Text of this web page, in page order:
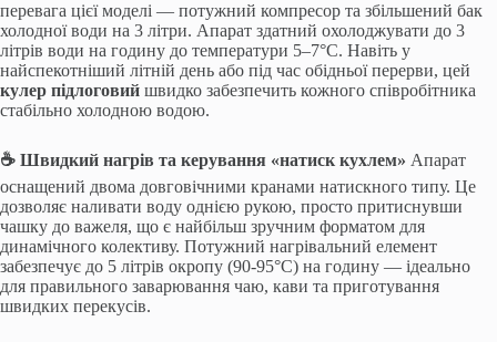
перевага цієї моделі — потужний компресор та збільшений бак
холодної води на 3 літри. Апарат здатний охолоджувати до 3
літрів води на годину до температури 5–7°C. Навіть у
найспекотніший літній день або під час обідньої перерви, цей
кулер підлоговий швидко забезпечить кожного співробітника
стабільно холодною водою.
☕ Швидкий нагрів та керування «натиск кухлем» Апарат
оснащений двома довговічними кранами натискного типу. Це
дозволяє наливати воду однією рукою, просто притиснувши
чашку до важеля, що є найбільш зручним форматом для
динамічного колективу. Потужний нагрівальний елемент
забезпечує до 5 літрів окропу (90-95°C) на годину — ідеально
для правильного заварювання чаю, кави та приготування
швидких перекусів.